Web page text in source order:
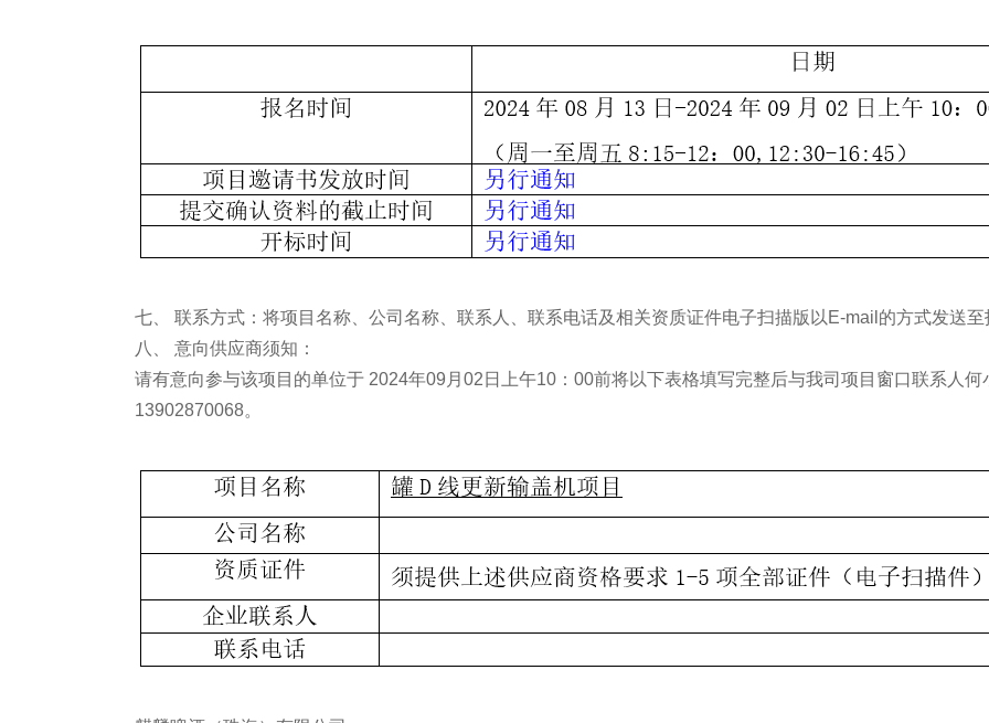
七、 联系方式：将项目名称、公司名称、联系人、联系电话及相关资质证件电子扫描版以E-mail的方式发送
八、 意向供应商须知：
请有意向参与该项目的单位于 2024年09月02日上午10：00前将以下表格填写完整后与我司项目窗口联系人
13902870068。